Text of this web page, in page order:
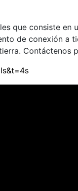
que consiste en
de conexión a
Contáctenos